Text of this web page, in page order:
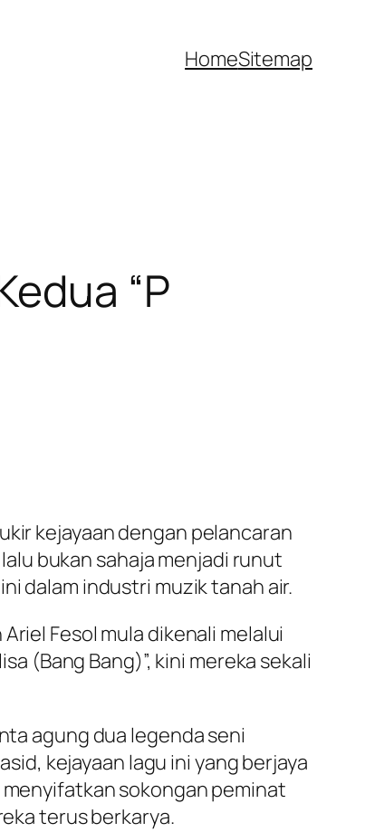
HomeSitemap
“P
kejayaan dengan pelancaran
bukan sahaja menjadi runut
dalam industri muzik tanah air.
Fesol mula dikenali melalui
(Bang Bang)”, kini mereka sekali
agung dua legenda seni
kejayaan lagu ini yang berjaya
sokongan peminat
terus berkarya.